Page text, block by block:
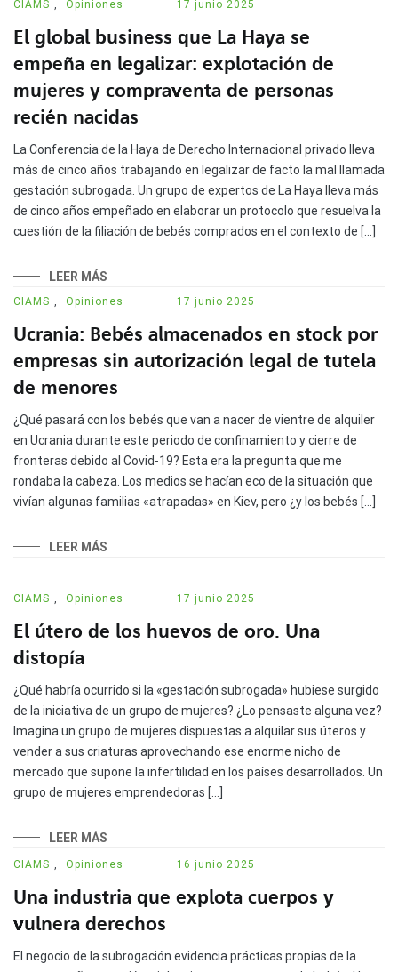
CIAMS Opiniones 17 junio 2025
El global business que La Haya se
empeña en legalizar: explotación de
mujeres y compraventa de personas
recién nacidas
La Conferencia de la Haya de Derecho Internacional privado lleva
más de cinco años trabajando en legalizar de facto la mal llamada
gestación subrogada. Un grupo de expertos de La Haya lleva más
de cinco años empeñado en elaborar un protocolo que resuelva la
cuestión de la filiación de bebés comprados en el contexto de […]
LEER MÁS
CIAMS Opiniones 17 junio 2025
Ucrania: Bebés almacenados en stock por
empresas sin autorización legal de tutela
de menores
¿Qué pasará con los bebés que van a nacer de vientre de alquiler
en Ucrania durante este periodo de confinamiento y cierre de
fronteras debido al Covid-19? Esta era la pregunta que me
rondaba la cabeza. Los medios se hacían eco de la situación que
vivían algunas familias «atrapadas» en Kiev, pero ¿y los bebés […]
LEER MÁS
CIAMS Opiniones 17 junio 2025
El útero de los huevos de oro. Una
distopía
¿Qué habría ocurrido si la «gestación subrogada» hubiese surgido
de la iniciativa de un grupo de mujeres? ¿Lo pensaste alguna vez?
Imagina un grupo de mujeres dispuestas a alquilar sus úteros y
vender a sus criaturas aprovechando ese enorme nicho de
mercado que supone la infertilidad en los países desarrollados. Un
grupo de mujeres emprendedoras […]
LEER MÁS
CIAMS Opiniones 16 junio 2025
Una industria que explota cuerpos y
vulnera derechos
El negocio de la subrogación evidencia prácticas propias de la